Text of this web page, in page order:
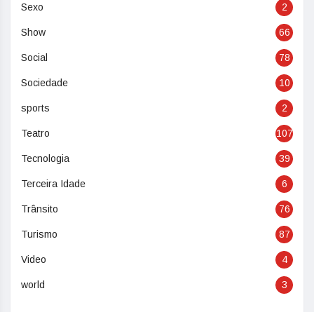
Sexo 2
Show 66
Social 78
Sociedade 10
sports 2
Teatro 107
Tecnologia 39
Terceira Idade 6
Trânsito 76
Turismo 87
Video 4
world 3